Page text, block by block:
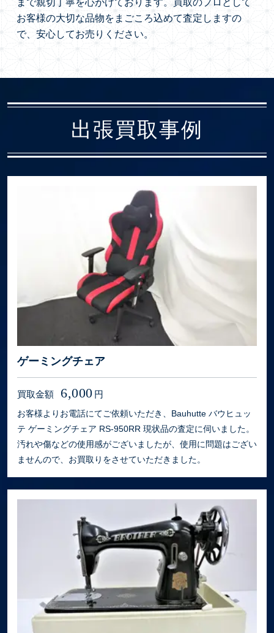
まで親切丁寧を心がけております。買取のプロとして
お客様の大切な品物をまごころ込めて査定しますの
で、安心してお売りください。
出張買取事例
ゲーミングチェア
買取金額 6,000 円
お客様よりお電話にてご依頼いただき、Bauhutte バウヒュッ
テ ゲーミングチェア RS-950RR 現状品の査定に伺いました。
汚れや傷などの使用感がございましたが、使用に問題はござい
ませんので、お買取りをさせていただきました。